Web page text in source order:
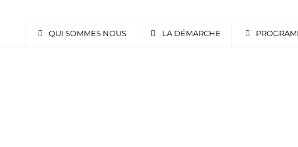
QUI SOMMES NOUS LA DÉMARCHE